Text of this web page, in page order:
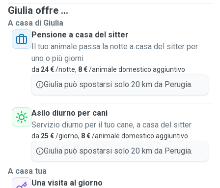
Giulia offre ...
A casa di Giulia
Pensione a casa del sitter
Il tuo animale passa la notte a casa del sitter per
uno o più giorni
da 24 €/notte, 8 €/animale domestico aggiuntivo
Giulia può spostarsi solo 20 km da Perugia.
Asilo diurno per cani
Servizio diurno per il tuo cane, a casa del sitter
da 25 €/giorno, 8 €/animale domestico aggiuntivo
Giulia può spostarsi solo 20 km da Perugia.
A casa tua
Una visita al giorno